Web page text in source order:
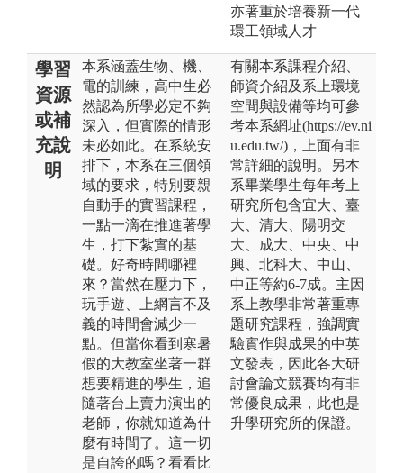
亦著重於培養新一代
環工領域人才
學習
資源
或補
充說
明
本系涵蓋生物、機、
電的訓練，高中生必
然認為所學必定不夠
深入，但實際的情形
未必如此。在系統安
排下，本系在三個領
域的要求，特別要親
自動手的實習課程，
一點一滴在推進著學
生，打下紮實的基
礎。好奇時間哪裡
來？當然在壓力下，
玩手遊、上網言不及
義的時間會減少一
點。但當你看到寒暑
假的大教室坐著一群
想要精進的學生，追
隨著台上賣力演出的
老師，你就知道為什
麼有時間了。這一切
是自誇的嗎？看看比
有關本系課程介紹、
師資介紹及系上環境
空間與設備等均可參
考本系網址(https://ev.ni
u.edu.tw/)，上面有非
常詳細的說明。另本
系畢業學生每年考上
研究所包含宜大、臺
大、清大、陽明交
大、成大、中央、中
興、北科大、中山、
中正等約6-7成。主因
系上教學非常著重專
題研究課程，強調實
驗實作與成果的中英
文發表，因此各大研
討會論文競賽均有非
常優良成果，此也是
升學研究所的保證。